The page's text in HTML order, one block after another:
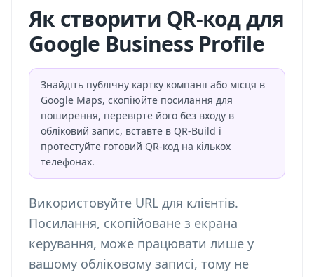
Як створити QR-код для
Google Business Profile
Знайдіть публічну картку компанії або місця в
Google Maps, скопіюйте посилання для
поширення, перевірте його без входу в
обліковий запис, вставте в QR-Build і
протестуйте готовий QR-код на кількох
телефонах.
Використовуйте URL для клієнтів.
Посилання, скопійоване з екрана
керування, може працювати лише у
вашому обліковому записі, тому не